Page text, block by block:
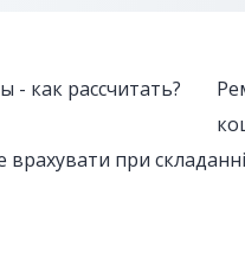
врахувати при